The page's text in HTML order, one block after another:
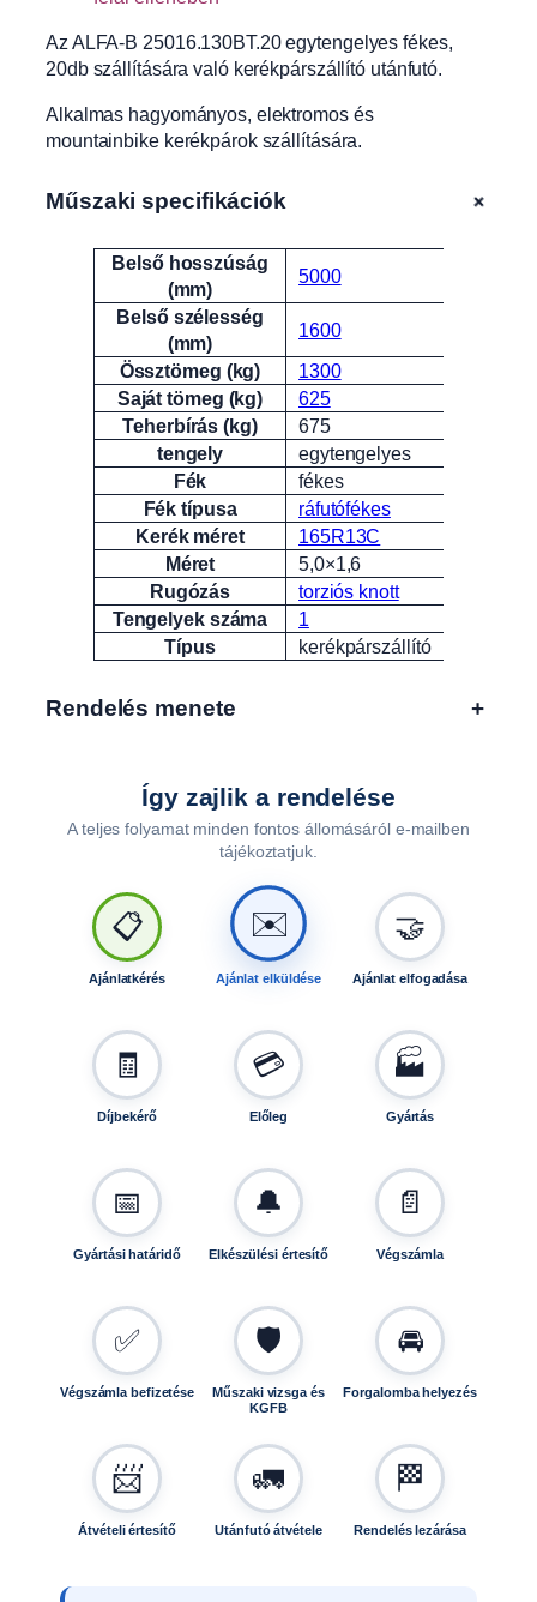
Az ALFA-B 25016.130BT.20 egytengelyes fékes,
20db szállítására való kerékpárszállító utánfutó.
Alkalmas hagyományos, elektromos és
mountainbike kerékpárok szállítására.
Műszaki specifikációk +
Attribútumok Érték
Belső hosszúság
(mm)
5000
Belső szélesség
(mm)
1600
Össztömeg (kg)
1300
Saját tömeg (kg)
625
Teherbírás (kg)
675
tengely
egytengelyes
Fék
fékes
Fék típusa
ráfutófékes
Kerék méret
165R13C
Méret
5,0×1,6
Rugózás
torziós knott
Tengelyek száma
1
Típus
kerékpárszállító
Rendelés menete +
Így zajlik a rendelése
A teljes folyamat minden fontos állomásáról e-mailben
tájékoztatjuk.
📋
Ajánlatkérés
✉️
Ajánlat elküldése
🤝
Ajánlat elfogadása
🧾
Díjbekérő
💳
Előleg
🏭
Gyártás
📅
Gyártási határidő
🔔
Elkészülési értesítő
📄
Végszámla
✅
Végszámla befizetése
🛡️
Műszaki vizsga és
KGFB
🚘
Forgalomba helyezés
📨
Átvételi értesítő
🚛
Utánfutó átvétele
🏁
Rendelés lezárása